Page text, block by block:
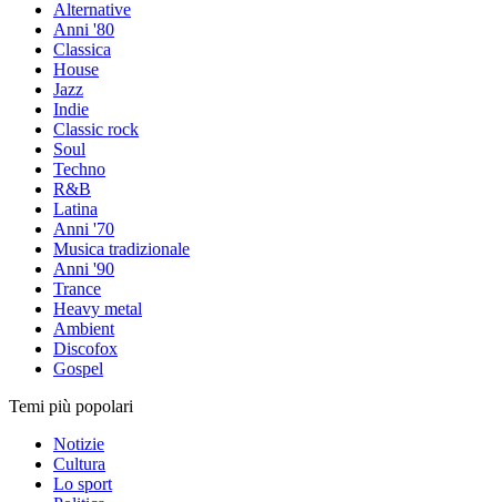
Alternative
Anni '80
Classica
House
Jazz
Indie
Classic rock
Soul
Techno
R&B
Latina
Anni '70
Musica tradizionale
Anni '90
Trance
Heavy metal
Ambient
Discofox
Gospel
Temi più popolari
Notizie
Cultura
Lo sport